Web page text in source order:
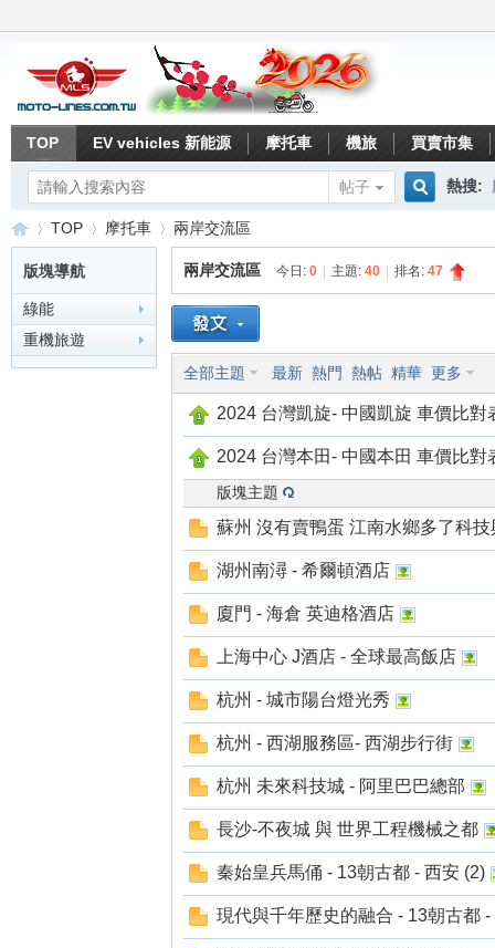
TOP EV vehicles 新能源 摩托車 機旅 買賣市集
帖子
熱搜:
重»
TOP
›
摩托車
›
兩岸交流區
版塊導航
綠能
重機旅遊
兩岸交流區 今日: 0 主題: 40 排名: 47
全部主題 最新 熱門 熱帖 精華 更多
2024 台灣凱旋- 中國凱旋 車價比對
2024 台灣本田- 中國本田 車價比對
版塊主題
蘇州 沒有賣鴨蛋 江南水鄉多了科
湖州南潯 - 希爾頓酒店
廈門 - 海倉 英迪格酒店
上海中心 J酒店 - 全球最高飯店
杭州 - 城市陽台燈光秀
杭州 - 西湖服務區- 西湖步行街
杭州 未來科技城 - 阿里巴巴總部
長沙-不夜城 與 世界工程機械之都
秦始皇兵馬俑 - 13朝古都 - 西安 (2)
現代與千年歷史的融合 - 13朝古都 -